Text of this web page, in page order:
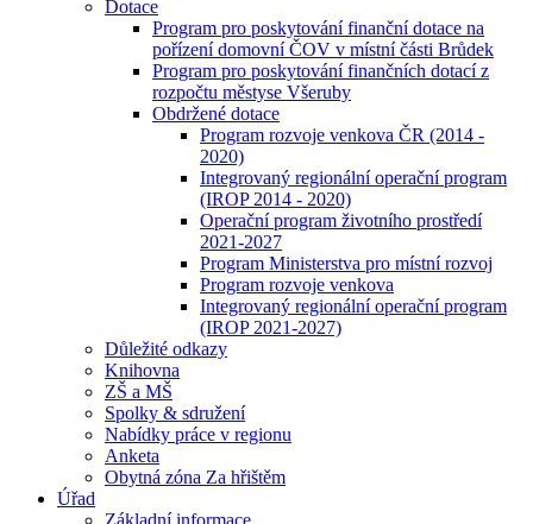
Dotace
Program pro poskytování finanční dotace na
pořízení domovní ČOV v místní části Brůdek
Program pro poskytování finančních dotací z
rozpočtu městyse Všeruby
Obdržené dotace
Program rozvoje venkova ČR (2014 -
2020)
Integrovaný regionální operační program
(IROP 2014 - 2020)
Operační program životního prostředí
2021-2027
Program Ministerstva pro místní rozvoj
Program rozvoje venkova
Integrovaný regionální operační program
(IROP 2021-2027)
Důležité odkazy
Knihovna
ZŠ a MŠ
Spolky & sdružení
Nabídky práce v regionu
Anketa
Obytná zóna Za hřištěm
Úřad
Základní informace